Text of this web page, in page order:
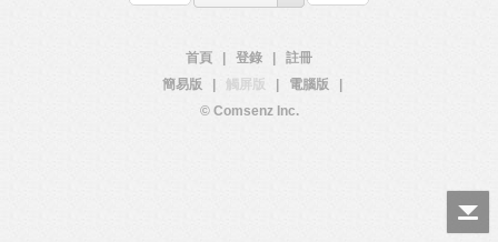
首頁 登錄
註冊
簡易版
觸屏版 電腦版
© Comsenz Inc.